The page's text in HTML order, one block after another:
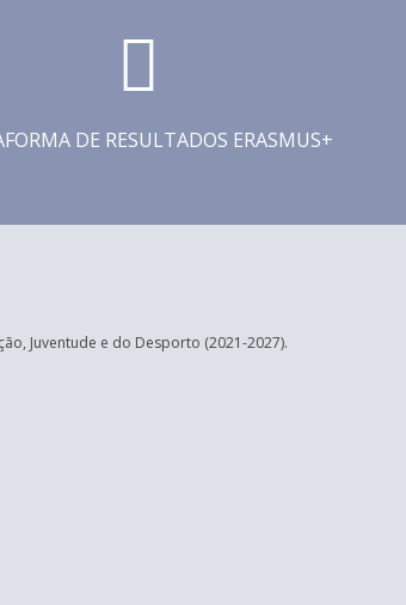
DE RESULTADOS ERASMUS+
Juventude e do Desporto (2021-2027).